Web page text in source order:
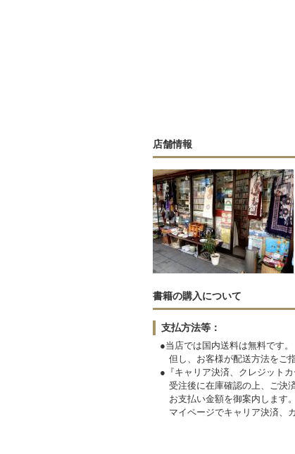
店舗情報
書籍の購入について
支払方法等：
●当店では国内送料は無料です
但し、お客様が配送方法をご
●『キャリア決済、クレジットカ
受注後に在庫確認の上、ご決
お支払い金額を御案内します。
マイページでキャリア決済、